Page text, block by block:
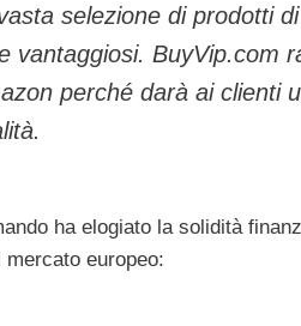
selezione di prodotti
vantaggiosi. BuyVip.com
perché darà ai clienti
ha elogiato la solidità
europeo: